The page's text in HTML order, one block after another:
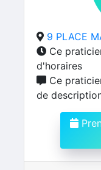
9 PLACE
Ce
d'horaires
Ce
de